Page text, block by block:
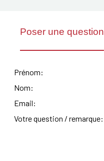
Poser une question
Prénom:
Nom:
Email:
Votre question / remarque: